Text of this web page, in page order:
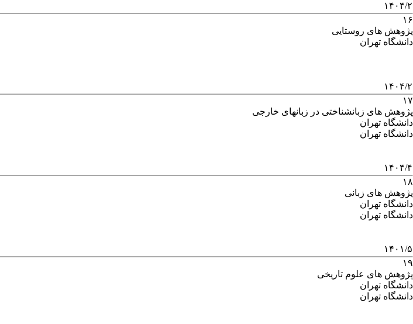
۱۴۰۴/۲
۱۶
پژوهش های روستایی
دانشگاه تهران
۱۴۰۴/۲
۱۷
پژوهش های زبانشناختی در زبانهای خارجی
دانشگاه تهران
دانشگاه تهران
۱۴۰۴/۴
۱۸
پژوهش های زبانی
دانشگاه تهران
دانشگاه تهران
۱۴۰۱/۵
۱۹
پژوهش های علوم تاریخی
دانشگاه تهران
دانشگاه تهران